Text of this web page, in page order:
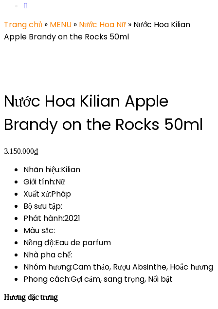
Trang chủ » MENU » Nước Hoa Nữ » Nước Hoa Kilian
Apple Brandy on the Rocks 50ml
Nước Hoa Kilian Apple
Brandy on the Rocks 50ml
3.150.000₫
Nhãn hiệu:Kilian
Giới tính:Nữ
Xuất xứ:Pháp
Bộ sưu tập:
Phát hành:2021
Màu sắc:
Nồng độ:Eau de parfum
Nhà pha chế:
Nhóm hương:Cam thảo, Rượu Absinthe, Hoắc hương
Phong cách:Gợi cảm, sang trọng, Nổi bật
Hương đặc trưng